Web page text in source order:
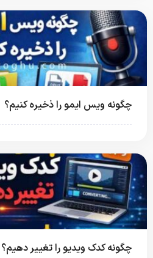
چگونه ویس ایمو را ذخیره کنیم؟
چگونه کدک ویدیو را تغییر دهیم؟